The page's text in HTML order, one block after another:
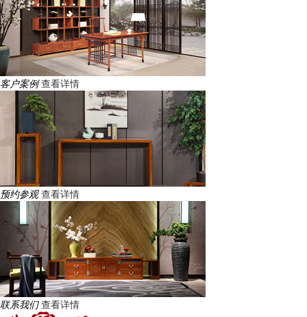
客户案例 查看详情
预约参观 查看详情
联系我们 查看详情